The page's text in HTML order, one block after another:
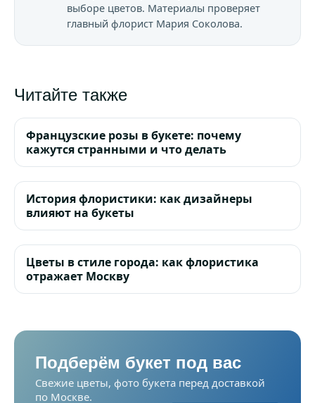
выборе цветов. Материалы проверяет
главный флорист Мария Соколова.
Читайте также
Французские розы в букете: почему
кажутся странными и что делать
История флористики: как дизайнеры
влияют на букеты
Цветы в стиле города: как флористика
отражает Москву
Подберём букет под вас
Свежие цветы, фото букета перед доставкой
по Москве.